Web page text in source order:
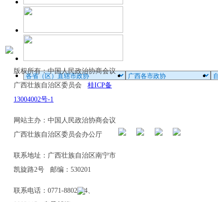
版权所有：中国人民政治协商会议
广西壮族自治区委员会 桂ICP备
13004002号-1
网站主办：中国人民政治协商会议
广西壮族自治区委员会办公厅
联系地址：广西壮族自治区南宁市
凯旋路2号 邮编：530201
联系电话：0771-8802114、